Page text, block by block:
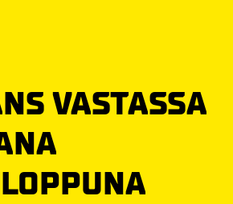
VASTASSA